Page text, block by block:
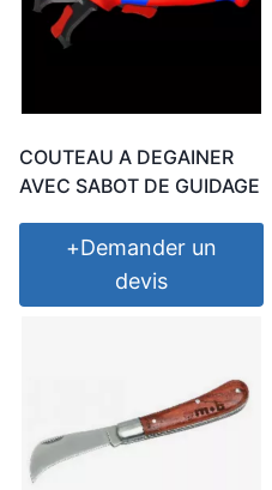
COUTEAU A DEGAINER
AVEC SABOT DE GUIDAGE
+Demander un
devis